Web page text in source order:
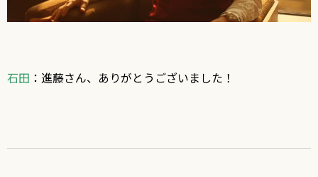
石田 ：進藤さん、ありがとうございました！